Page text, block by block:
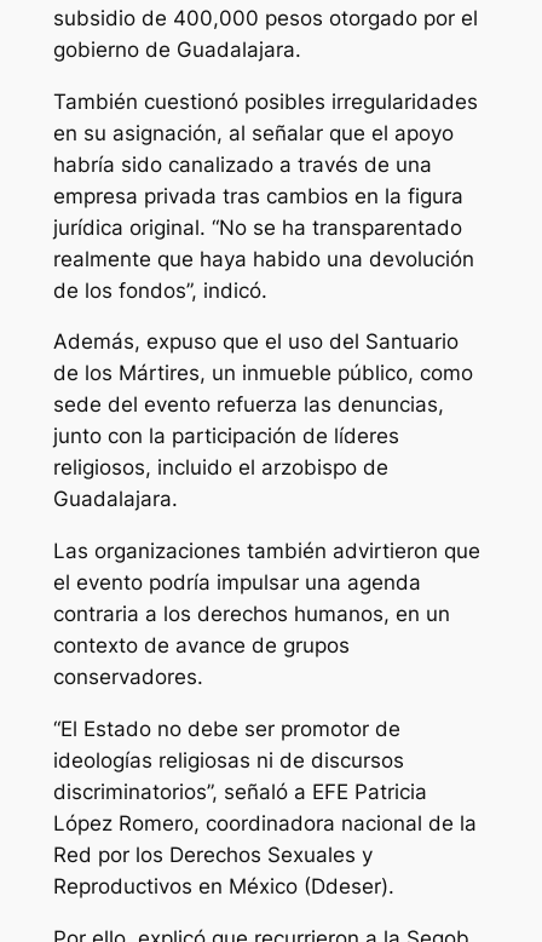
subsidio de 400,000 pesos otorgado por el
gobierno de Guadalajara.
También cuestionó posibles irregularidades
en su asignación, al señalar que el apoyo
habría sido canalizado a través de una
empresa privada tras cambios en la figura
jurídica original. “No se ha transparentado
realmente que haya habido una devolución
de los fondos”, indicó.
Además, expuso que el uso del Santuario
de los Mártires, un inmueble público, como
sede del evento refuerza las denuncias,
junto con la participación de líderes
religiosos, incluido el arzobispo de
Guadalajara.
Las organizaciones también advirtieron que
el evento podría impulsar una agenda
contraria a los derechos humanos, en un
contexto de avance de grupos
conservadores.
“El Estado no debe ser promotor de
ideologías religiosas ni de discursos
discriminatorios”, señaló a EFE Patricia
López Romero, coordinadora nacional de la
Red por los Derechos Sexuales y
Reproductivos en México (Ddeser).